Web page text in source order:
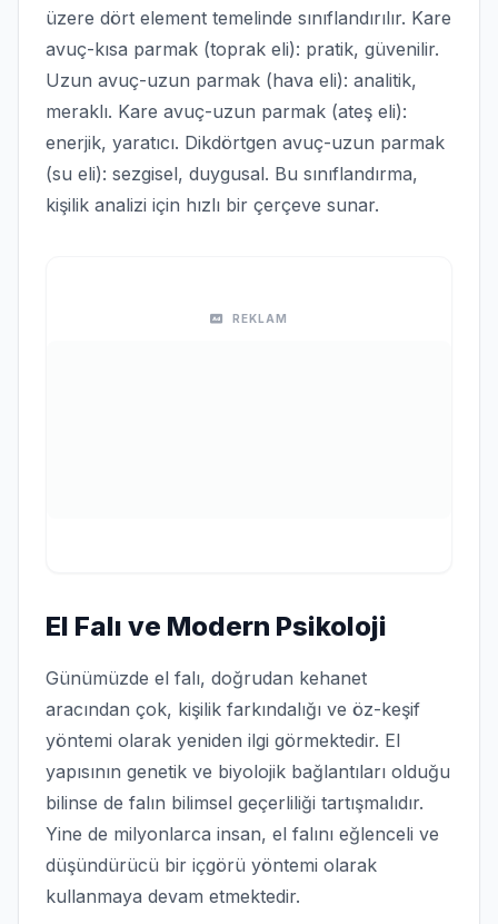
üzere dört element temelinde sınıflandırılır. Kare
avuç-kısa parmak (toprak eli): pratik, güvenilir.
Uzun avuç-uzun parmak (hava eli): analitik,
meraklı. Kare avuç-uzun parmak (ateş eli):
enerjik, yaratıcı. Dikdörtgen avuç-uzun parmak
(su eli): sezgisel, duygusal. Bu sınıflandırma,
kişilik analizi için hızlı bir çerçeve sunar.
REKLAM
El Falı ve Modern Psikoloji
Günümüzde el falı, doğrudan kehanet
aracından çok, kişilik farkındalığı ve öz-keşif
yöntemi olarak yeniden ilgi görmektedir. El
yapısının genetik ve biyolojik bağlantıları olduğu
bilinse de falın bilimsel geçerliliği tartışmalıdır.
Yine de milyonlarca insan, el falını eğlenceli ve
düşündürücü bir içgörü yöntemi olarak
kullanmaya devam etmektedir.